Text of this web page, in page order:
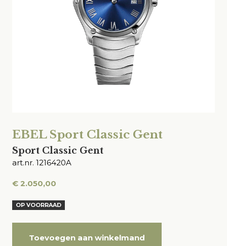
EBEL Sport Classic Gent
Sport Classic Gent
art.nr. 1216420A
€ 2.050,00
OP VOORRAAD
Toevoegen aan winkelmand